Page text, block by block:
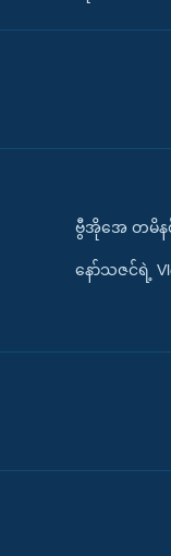
ဗွီအိုအေ တမိန
နော်သဇင်ရဲ့